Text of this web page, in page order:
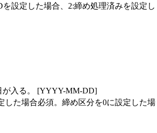
設定した場合、2:締め処理済みを設定し
が入る。 [YYYY-MM-DD]
した場合必須。締め区分を0に設定した場